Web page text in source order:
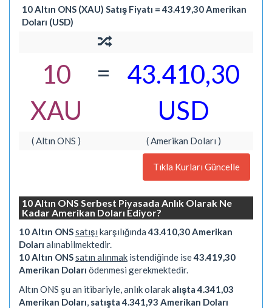
10 Altın ONS (XAU) Satış Fiyatı = 43.419,30 Amerikan
Doları (USD)
10
XAU
=
43.410,30
USD
( Altın ONS ) ( Amerikan Doları )
Tıkla Kurları Güncelle
10 Altın ONS Serbest Piyasada Anlık Olarak Ne
Kadar Amerikan Doları Ediyor?
10 Altın ONSsatışı karşılığında43.410,30 Amerikan
Doları alınabilmektedir.
10 Altın ONSsatın alınmak istendiğinde ise43.419,30
Amerikan Doları ödenmesi gerekmektedir.
Altın ONS şu an itibariyle, anlık olarak alışta 4.341,03
Amerikan Doları satışta 4.341,93 Amerikan Doları